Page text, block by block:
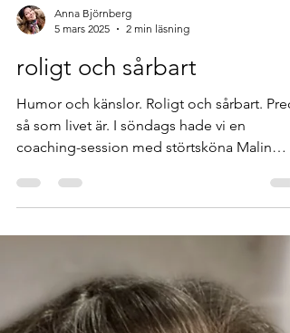
Anna Björnberg
5 mars 2025
Humor och känslor. Roligt och sårbart.
coaching-session med störtsköna Malin
Goitom som ville få bort en klump i halsen
och "komma ut" med sin sångröst. Hon